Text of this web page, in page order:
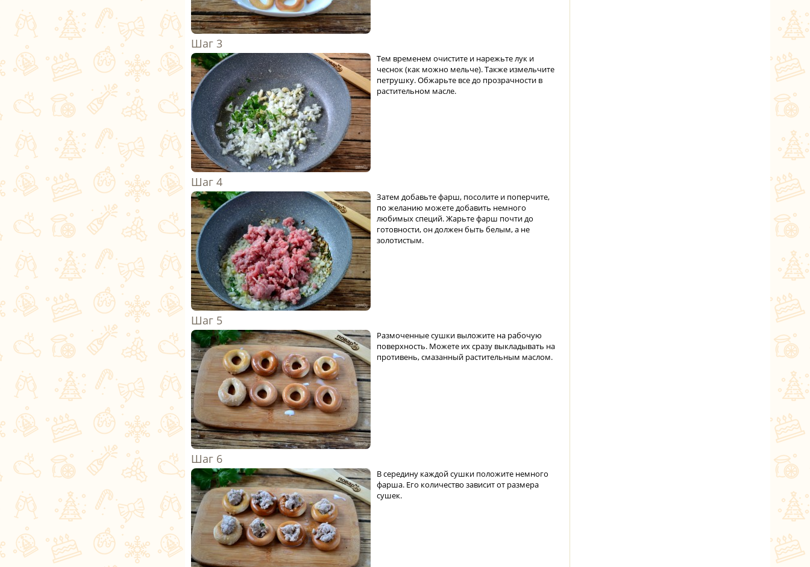
Тем временем очистите и нарежьте лук и
чеснок (как можно мельче). Также измельчите
петрушку. Обжарьте все до прозрачности в
растительном масле.
Затем добавьте фарш, посолите и поперчите,
по желанию можете добавить немного
любимых специй. Жарьте фарш почти до
готовности, он должен быть белым, а не
золотистым.
Размоченные сушки выложите на рабочую
поверхность. Можете их сразу выкладывать на
противень, смазанный растительным маслом.
В середину каждой сушки положите немного
фарша. Его количество зависит от размера
сушек.